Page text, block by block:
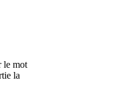
le mot
la